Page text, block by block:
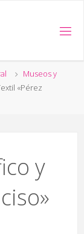
Museos y
«Pérez
y